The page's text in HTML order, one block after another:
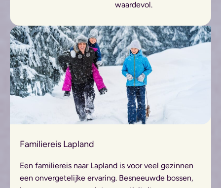
waardevol.
Familiereis Lapland
Een familiereis naar Lapland is voor veel gezinnen
een onvergetelijke ervaring. Besneeuwde bossen,